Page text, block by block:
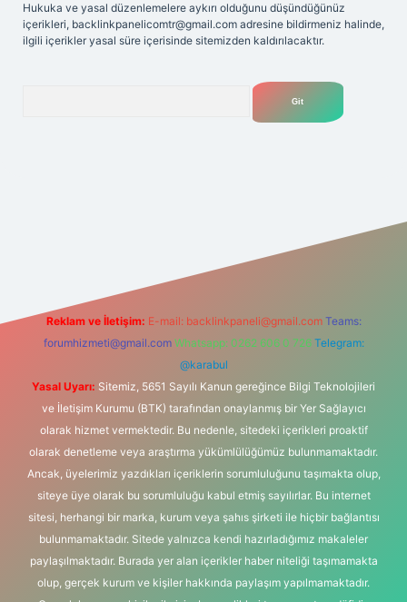
Hukuka ve yasal düzenlemelere aykırı olduğunu düşündüğünüz
içerikleri, backlinkpanelicomtr@gmail.com adresine bildirmeniz halinde,
ilgili içerikler yasal süre içerisinde sitemizden kaldırılacaktır.
Reklam ve İletişim: E-mail: backlinkpaneli@gmail.com Teams:
forumhizmeti@gmail.com Whatsapp: 0262 606 0 726 Telegram:
@karabul
Yasal Uyarı: Sitemiz, 5651 Sayılı Kanun gereğince Bilgi Teknolojileri
ve İletişim Kurumu (BTK) tarafından onaylanmış bir Yer Sağlayıcı
olarak hizmet vermektedir. Bu nedenle, sitedeki içerikleri proaktif
olarak denetleme veya araştırma yükümlülüğümüz bulunmamaktadır.
Ancak, üyelerimiz yazdıkları içeriklerin sorumluluğunu taşımakta olup,
siteye üye olarak bu sorumluluğu kabul etmiş sayılırlar. Bu internet
sitesi, herhangi bir marka, kurum veya şahıs şirketi ile hiçbir bağlantısı
bulunmamaktadır. Sitede yalnızca kendi hazırladığımız makaleler
paylaşılmaktadır. Burada yer alan içerikler haber niteliği taşımamakta
olup, gerçek kurum ve kişiler hakkında paylaşım yapılmamaktadır.